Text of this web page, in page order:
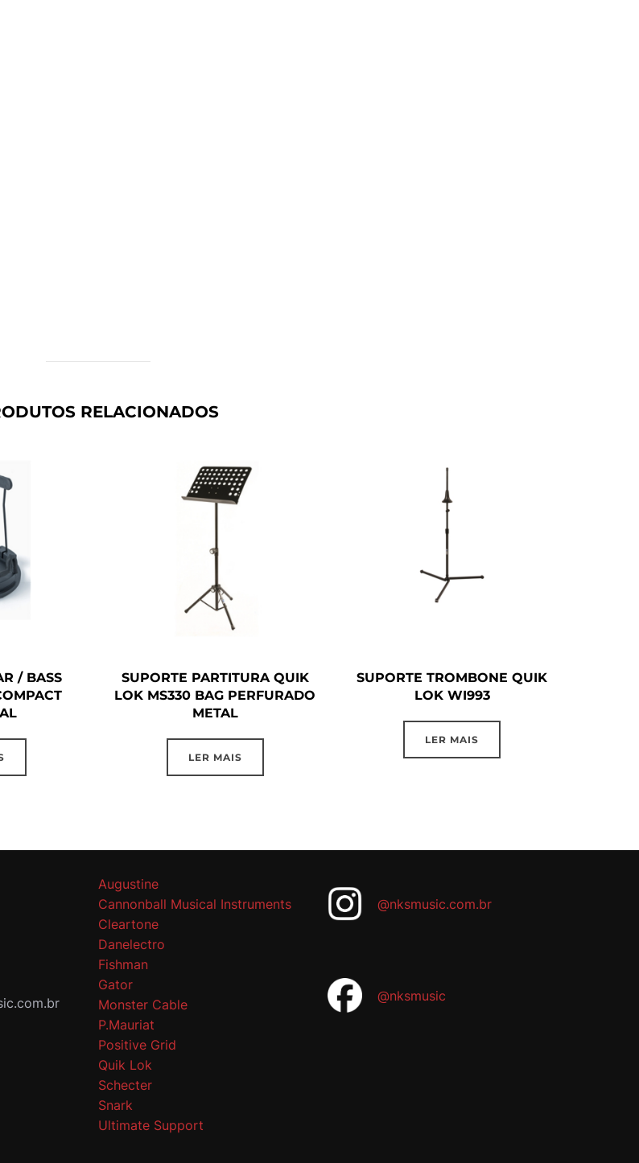
RELACIONADOS
/ BASS
SUPORTE PARTITURA QUIK
LOK MS330 BAG PERFURADO
METAL
LER MAIS
SUPORTE TROMBONE QUIK
LOK WI993
LER MAIS
Augustine
Cannonball Musical Instruments
Cleartone
Danelectro
Fishman
Gator
Monster Cable
P.Mauriat
Positive Grid
Quik Lok
Schecter
Snark
Ultimate Support
@nksmusic.com.br
@nksmusic